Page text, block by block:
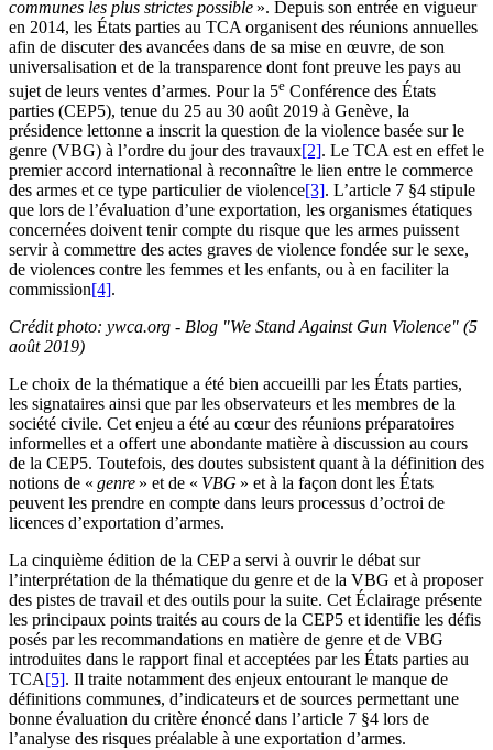
communes les plus strictes possible ». Depuis son entrée en vigueur
en 2014, les États parties au TCA organisent des réunions annuelles
afin de discuter des avancées dans de sa mise en œuvre, de son
universalisation et de la transparence dont font preuve les pays au
sujet de leurs ventes d’armes. Pour la 5e Conférence des États
parties (CEP5), tenue du 25 au 30 août 2019 à Genève, la
présidence lettonne a inscrit la question de la violence basée sur le
genre (VBG) à l’ordre du jour des travaux[2]. Le TCA est en effet le
premier accord international à reconnaître le lien entre le commerce
des armes et ce type particulier de violence[3]. L’article 7 §4 stipule
que lors de l’évaluation d’une exportation, les organismes étatiques
concernées doivent tenir compte du risque que les armes puissent
servir à commettre des actes graves de violence fondée sur le sexe,
de violences contre les femmes et les enfants, ou à en faciliter la
commission[4].
Crédit photo: ywca.org - Blog "We Stand Against Gun Violence" (5
août 2019)
Le choix de la thématique a été bien accueilli par les États parties,
les signataires ainsi que par les observateurs et les membres de la
société civile. Cet enjeu a été au cœur des réunions préparatoires
informelles et a offert une abondante matière à discussion au cours
de la CEP5. Toutefois, des doutes subsistent quant à la définition des
notions de « genre » et de « VBG » et à la façon dont les États
peuvent les prendre en compte dans leurs processus d’octroi de
licences d’exportation d’armes.
La cinquième édition de la CEP a servi à ouvrir le débat sur
l’interprétation de la thématique du genre et de la VBG et à proposer
des pistes de travail et des outils pour la suite. Cet Éclairage présente
les principaux points traités au cours de la CEP5 et identifie les défis
posés par les recommandations en matière de genre et de VBG
introduites dans le rapport final et acceptées par les États parties au
TCA[5]. Il traite notamment des enjeux entourant le manque de
définitions communes, d’indicateurs et de sources permettant une
bonne évaluation du critère énoncé dans l’article 7 §4 lors de
l’analyse des risques préalable à une exportation d’armes.